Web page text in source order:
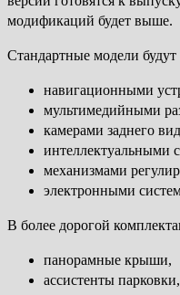
модификаций будет выше.
Стандартные модели будут
навигационными
мультимедийными
камерами заднего
интеллектуальными
механизмами
электронными
В более дорогой
панорамные крыши,
ассистенты парковки,